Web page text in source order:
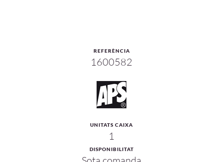
REFERÈNCIA
1600582
UNITATS CAIXA
1
DISPONIBILITAT